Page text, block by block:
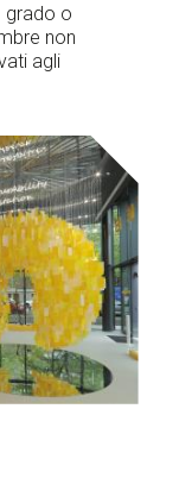
grado o
non
agli